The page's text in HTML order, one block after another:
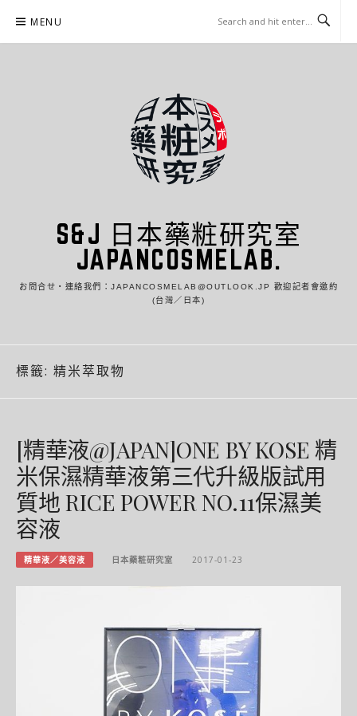
content
MENU
S&J 日本藥粧研究室
JAPANCOSMELAB.
お問合せ・連絡我們：JAPANCOSMELAB@OUTLOOK.JP 歡迎記者會邀約
(台灣／日本)
標籤: 精米萃取物
[精華液@JAPAN]ONE BY KOSE 精
米保濕精華液第三代升級版試用
質地 RICE POWER NO.11保濕美
容液
精華液／美容液 日本藥粧研究室 2017-01-23